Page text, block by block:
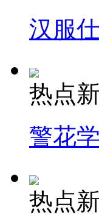
汉服
热点
警花
热点